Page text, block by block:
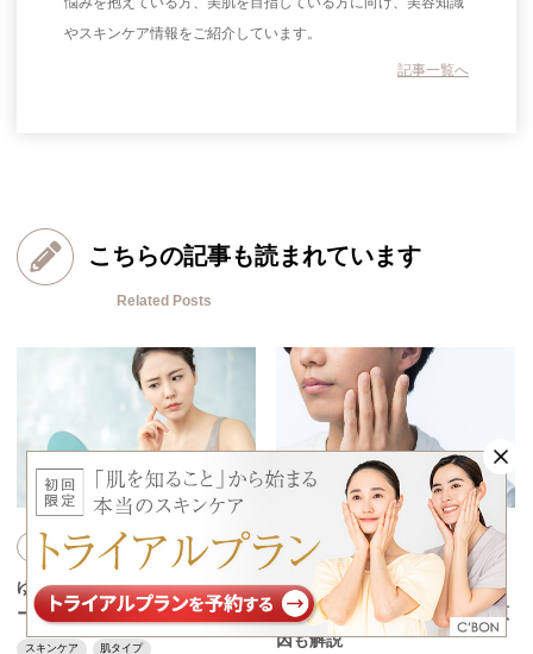
やスキンケア情報をご紹介しています。
記事一覧へ
こちらの記事も読まれています
Related Posts
スキンケア
ゆらぎ肌の原因とは？ケアやベ
ースメイクの方法も解説
スキンケア 肌タイプ
スキンケア
メンズにおすすめの毛穴ケア｜
毛穴トラブルが起こりやすい原
因も解説